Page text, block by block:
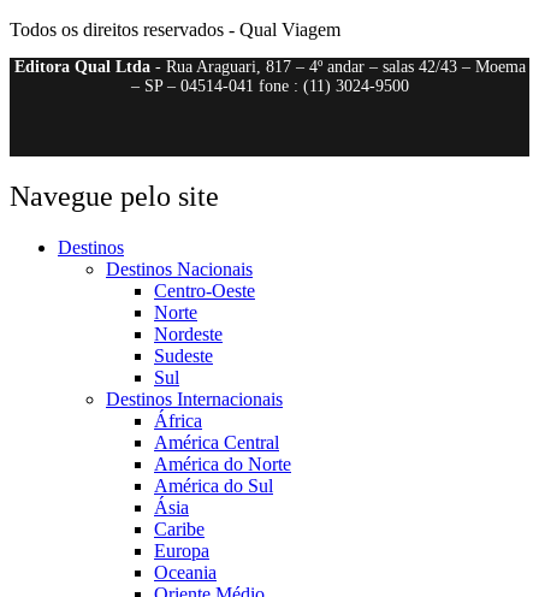
Todos os direitos reservados - Qual Viagem
Editora Qual Ltda- Rua Araguari, 817 – 4º andar – salas 42/43 – Moema
– SP – 04514-041 fone : (11) 3024-9500
Navegue pelo site
Destinos
Destinos Nacionais
Centro-Oeste
Norte
Nordeste
Sudeste
Sul
Destinos Internacionais
África
América Central
América do Norte
América do Sul
Ásia
Caribe
Europa
Oceania